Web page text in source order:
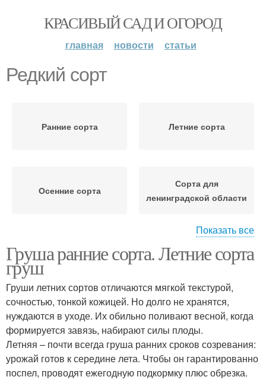
КРАСИВЫЙ САД И ОГОРОД
главная новости статьи
Редкий сорт
Ранние сорта Летние сорта
Осенние сорта
Сорта для
ленинградской области
Сорта для подмосковья
Сорта для средней
полосы
Ранний сорт
Показать все
Груша ранние сорта. Летние сорта
груш
Груши летних сортов отличаются мягкой текстурой,
сочностью, тонкой кожицей. Но долго не хранятся,
нуждаются в уходе. Их обильно поливают весной, когда
формируется завязь, набирают силы плоды.
Летняя – почти всегда груша ранних сроков созревания:
урожай готов к середине лета. Чтобы он гарантированно
поспел, проводят ежегодную подкормку плюс обрезка.